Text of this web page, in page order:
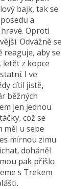
bajk, tak se
a
Oproti
Odvážně se
reaguje, aby se
z kopce
I ve
cítil jistě,
běžných
jen jednou
což se
měl u sebe
mírnou zimu
doháněl
pak přišlo
s Trekem